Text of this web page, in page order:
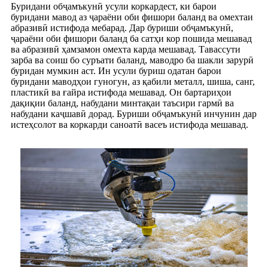
Буридани обҷамъкунӣ усули коркардест, ки барои
буридани мавод аз ҷараёни оби фишори баланд ва омехтаи
абразивӣ истифода мебарад. Дар буриши обҷамъкунӣ,
ҷараёни оби фишори баланд ба сатҳи кор пошида мешавад
ва абразивӣ ҳамзамон омехта карда мешавад. Тавассути
зарба ва соиш бо суръати баланд, маводро ба шакли зарурӣ
буридан мумкин аст. Ин усули буриш одатан барои
буридани маводҳои гуногун, аз қабили металл, шиша, санг,
пластикӣ ва ғайра истифода мешавад. Он бартариҳои
дақиқии баланд, набудани минтақаи таъсири гармӣ ва
набудани каҷшавӣ дорад. Буриши обҷамъкунӣ инчунин дар
истеҳсолот ва коркарди саноатӣ васеъ истифода мешавад.